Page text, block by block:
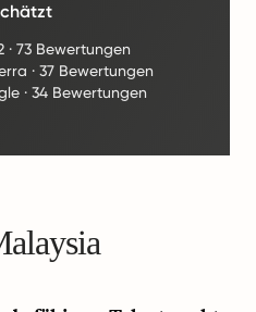
· 73 Bewertungen
· 37 Bewertungen
·34 Bewertungen